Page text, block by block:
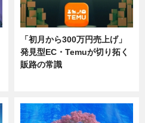
「初月から300万円売上げ」
発見型EC・Temuが切り拓く
販路の常識